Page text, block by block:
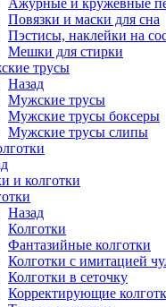
Ажурные и кружевные
Повязки и маски для сна
Пэстисы, наклейки на
Мешки для стирки
трусы
Назад
Мужские трусы
Мужские трусы боксеры
Мужские трусы слипы
и колготки
Назад
Колготки
Фантазийные колготки
Колготки с имитацией
Колготки в сеточку
Корректирующие